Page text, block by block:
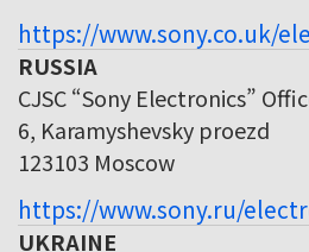
https://www.sony.co.uk/
RUSSIA
CJSC “Sony Electronics”
6, Karamyshevsky proezd
123103 Moscow
https://www.sony.ru/
UKRAINE